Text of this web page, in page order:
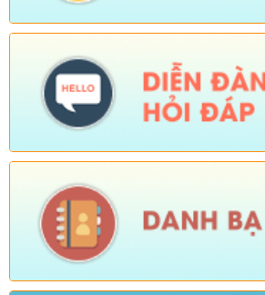
sinh xã hội trên địa bàn xã Sì Lở Lầu)
Ngày ban hành: (04/08/2026) -Ngày hiệu lực: